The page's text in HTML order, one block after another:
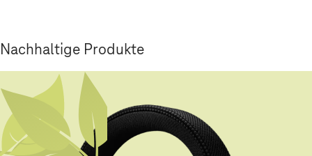
Nachhaltige Produkte